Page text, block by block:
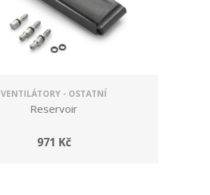
VENTILÁTORY - OSTATNÍ
Reservoir
971 Kč